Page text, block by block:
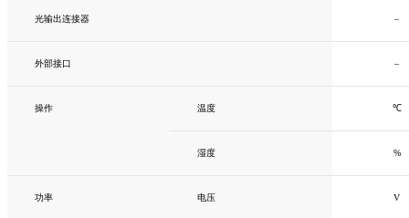
光输出连接器 –
外部接口 –
操作 温度 ℃
湿度 %
功率 电压 V